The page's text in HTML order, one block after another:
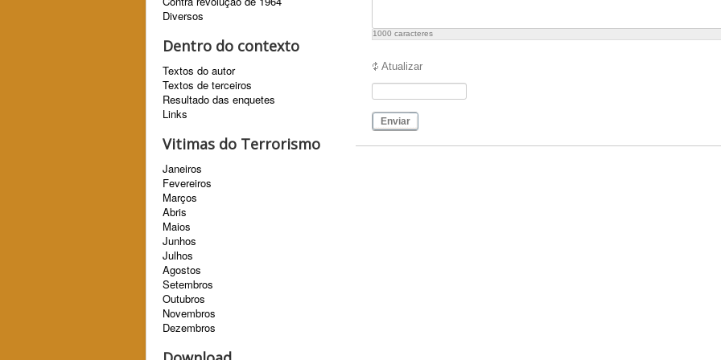
Diversos
Dentro do contexto
Textos do autor
Textos de terceiros
Resultado das enquetes
Links
Vitimas do Terrorismo
Janeiros
Fevereiros
Marços
Abris
Maios
Junhos
Julhos
Agostos
Setembros
Outubros
Novembros
Dezembros
1000 caracteres
Atualizar
Enviar